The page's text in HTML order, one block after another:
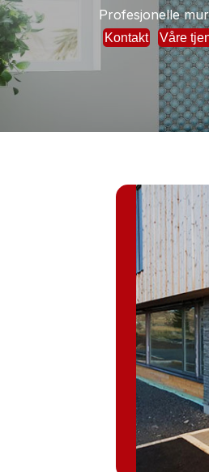
Profesjonelle
Kontakt Våre